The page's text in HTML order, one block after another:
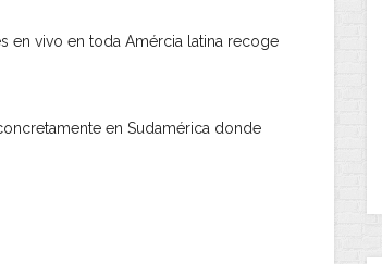
en vivo en toda Amércia latina recoge
en Sudamérica donde